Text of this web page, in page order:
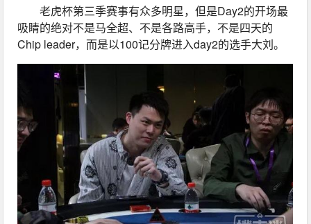
老虎杯第三季赛事有众多明星，但是Day2的开场最
吸睛的绝对不是马全超、不是各路高手，不是四天的
Chip leader，而是以100记分牌进入day2的选手大刘。